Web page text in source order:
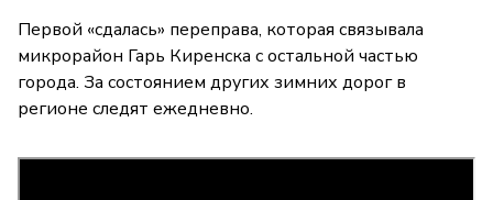
Первой «сдалась» переправа, которая связывала
микрорайон Гарь Киренска с остальной частью
города. За состоянием других зимних дорог в
регионе следят ежедневно.